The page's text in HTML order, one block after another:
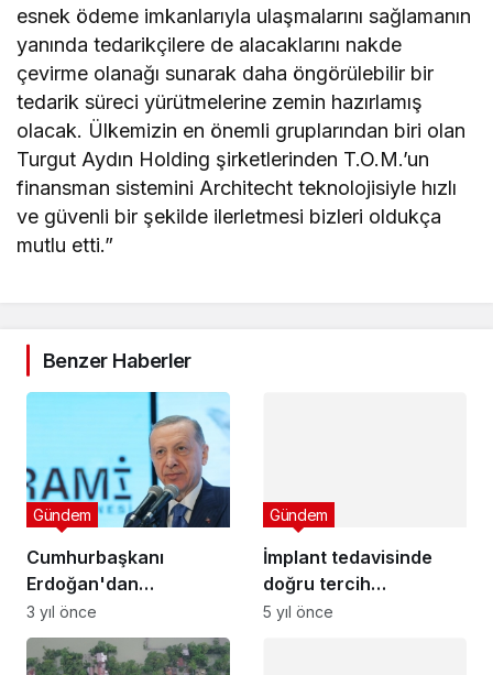
esnek ödeme imkanlarıyla ulaşmalarını sağlamanın
yanında tedarikçilere de alacaklarını nakde
çevirme olanağı sunarak daha öngörülebilir bir
tedarik süreci yürütmelerine zemin hazırlamış
olacak. Ülkemizin en önemli gruplarından biri olan
Turgut Aydın Holding şirketlerinden T.O.M.’un
finansman sistemini Architecht teknolojisiyle hızlı
ve güvenli bir şekilde ilerletmesi bizleri oldukça
mutlu etti.”
Benzer Haberler
Cumhurbaşkanı
Erdoğan'dan
İstanbul'da gençlerle
buluşmasına ilişkin
paylaşım
Gündem
3 yıl önce
İmplant tedavisinde
doğru tercih
hekimlerden geçiyor
Gündem
5 yıl önce